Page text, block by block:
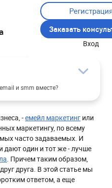
Заказать
Вход
и smm вместе?
соцсетей?
в хедер
-емейл маркетинг или
маркетингу, по всему
часто задаваемых. И
дают один и тот же - лучше
. Причем таким образом,
друга. В этой статье мы
ответом, а еще